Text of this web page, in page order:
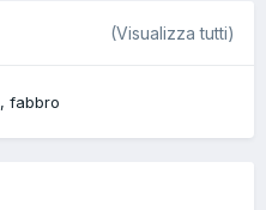
(Visualizza tutti)
fabbro